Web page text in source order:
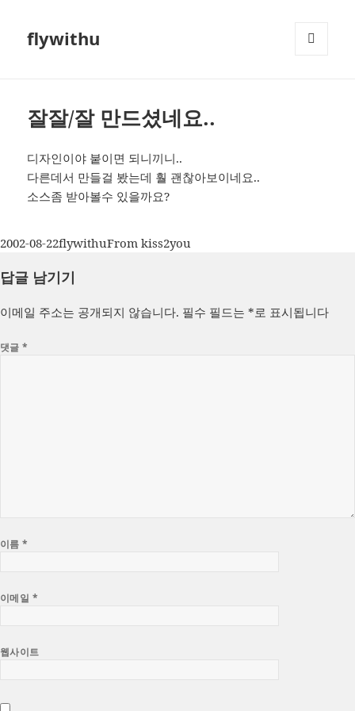
flywithu
잘잘/잘 만드셨네요..
디자인이야 붙이면 되니끼니..
다른데서 만들걸 봤는데 훨 괜찮아보이네요..
소스좀 받아볼수 있을까요?
작
일
2002-08-22글
이
flywithu카
From kiss2you
답글 남기기
이메일 주소는 공개되지 않습니다. 필수 필드는 *로 표시됩니다
댓글*
이름*
이메일 *
웹사이트